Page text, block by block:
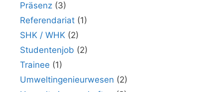
Präsenz (3)
Referendariat (1)
SHK / WHK (2)
Studentenjob (2)
Trainee (1)
Umweltingenieurwesen (2)